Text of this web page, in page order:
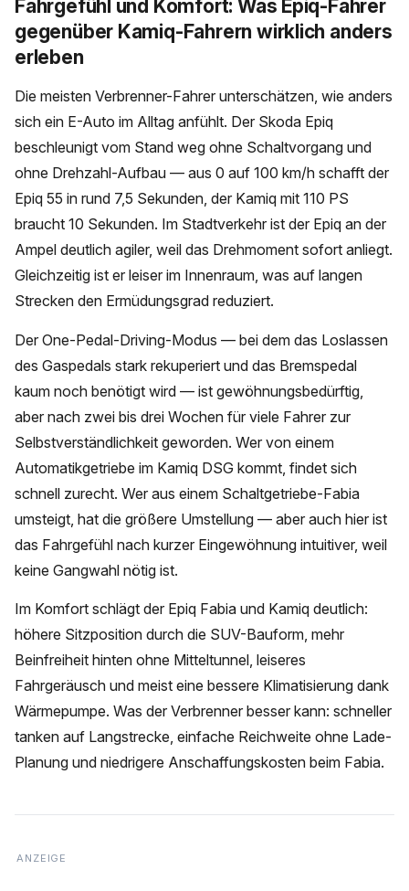
Fahrgefühl und Komfort: Was Epiq-Fahrer
gegenüber Kamiq-Fahrern wirklich anders
erleben
Die meisten Verbrenner-Fahrer unterschätzen, wie anders
sich ein E-Auto im Alltag anfühlt. Der Skoda Epiq
beschleunigt vom Stand weg ohne Schaltvorgang und
ohne Drehzahl-Aufbau — aus 0 auf 100 km/h schafft der
Epiq 55 in rund 7,5 Sekunden, der Kamiq mit 110 PS
braucht 10 Sekunden. Im Stadtverkehr ist der Epiq an der
Ampel deutlich agiler, weil das Drehmoment sofort anliegt.
Gleichzeitig ist er leiser im Innenraum, was auf langen
Strecken den Ermüdungsgrad reduziert.
Der One-Pedal-Driving-Modus — bei dem das Loslassen
des Gaspedals stark rekuperiert und das Bremspedal
kaum noch benötigt wird — ist gewöhnungsbedürftig,
aber nach zwei bis drei Wochen für viele Fahrer zur
Selbstverständlichkeit geworden. Wer von einem
Automatikgetriebe im Kamiq DSG kommt, findet sich
schnell zurecht. Wer aus einem Schaltgetriebe-Fabia
umsteigt, hat die größere Umstellung — aber auch hier ist
das Fahrgefühl nach kurzer Eingewöhnung intuitiver, weil
keine Gangwahl nötig ist.
Im Komfort schlägt der Epiq Fabia und Kamiq deutlich:
höhere Sitzposition durch die SUV-Bauform, mehr
Beinfreiheit hinten ohne Mitteltunnel, leiseres
Fahrgeräusch und meist eine bessere Klimatisierung dank
Wärmepumpe. Was der Verbrenner besser kann: schneller
tanken auf Langstrecke, einfache Reichweite ohne Lade-
Planung und niedrigere Anschaffungskosten beim Fabia.